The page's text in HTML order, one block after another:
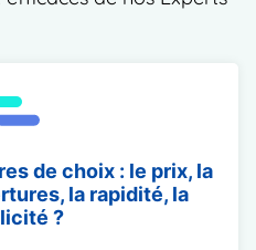
de choix : le prix, la
la rapidité, la
?